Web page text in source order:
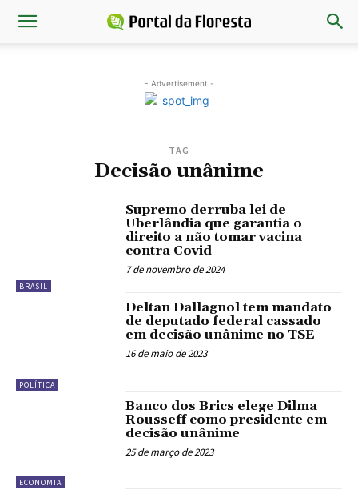
- Advertisement -
TAG
Decisão unânime
BRASIL
Supremo derruba lei de
Uberlândia que garantia o
direito a não tomar vacina
contra Covid
7 de novembro de 2024
POLÍTICA
Deltan Dallagnol tem mandato
de deputado federal cassado
em decisão unânime no TSE
16 de maio de 2023
ECONOMIA
Banco dos Brics elege Dilma
Rousseff como presidente em
decisão unânime
25 de março de 2023